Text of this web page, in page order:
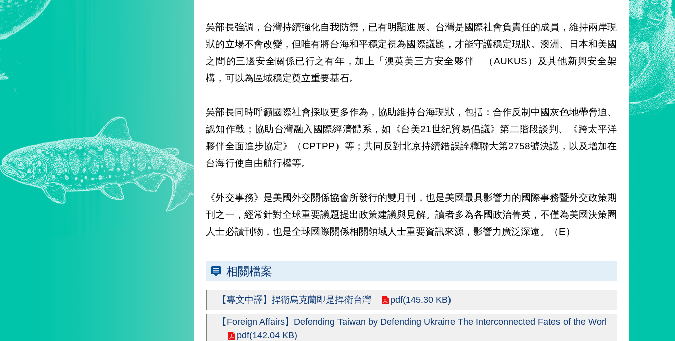
吳部長強調，台灣持續強化自我防禦，已有明顯進展。台灣是國際社會負責任的成員，維持兩岸現
狀的立場不會改變，但唯有將台海和平穩定視為國際議題，才能守護穩定現狀。澳洲、日本和美國
之間的三邊安全關係已行之有年，加上「澳英美三方安全夥伴」（AUKUS）及其他新興安全架
構，可以為區域穩定奠立重要基石。
吳部長同時呼籲國際社會採取更多作為，協助維持台海現狀，包括：合作反制中國灰色地帶脅迫、
認知作戰；協助台灣融入國際經濟體系，如《台美21世紀貿易倡議》第二階段談判、《跨太平洋
夥伴全面進步協定》（CPTPP）等；共同反對北京持續錯誤詮釋聯大第2758號決議，以及增加在
台海行使自由航行權等。
《外交事務》是美國外交關係協會所發行的雙月刊，也是美國最具影響力的國際事務暨外交政策期
刊之一，經常針對全球重要議題提出政策建議與見解。讀者多為各國政治菁英，不僅為美國決策圈
人士必讀刊物，也是全球國際關係相關領域人士重要資訊來源，影響力廣泛深遠。（E）
相關檔案
【專文中譯】捍衛烏克蘭即是捍衛台灣 pdf(145.30 KB)
【Foreign Affairs】Defending Taiwan by Defending Ukraine The Interconnected Fates of the Worl
pdf(142.04 KB)